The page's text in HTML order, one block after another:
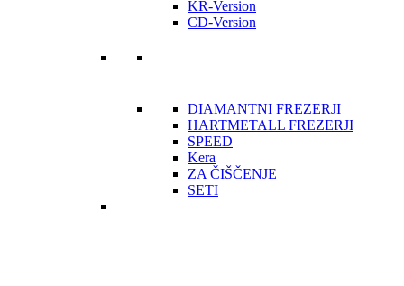
KR-Version
CD-Version
DIAMANTNI FREZERJI
HARTMETALL FREZERJI
SPEED
Kera
ZA ČIŠČENJE
SETI